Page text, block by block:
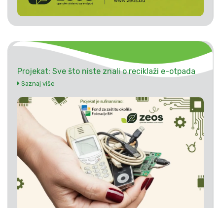
Projekat: Sve što niste znali o reciklaži e-otpada
Saznaj više